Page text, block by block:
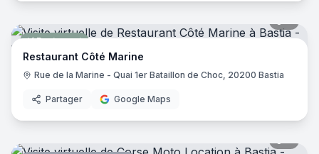
Restaurant
Restaurant Côté Marine
Rue de la Marine - Quai 1er Bataillon de Choc, 20200 Bastia
Partager Google Maps